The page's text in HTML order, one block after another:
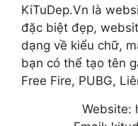
KiTuDep.Vn là
đặc biệt đẹp,
dạng về kiểu chữ,
bạn có thể tạo tên
Free Fire, PUBG,
Website: